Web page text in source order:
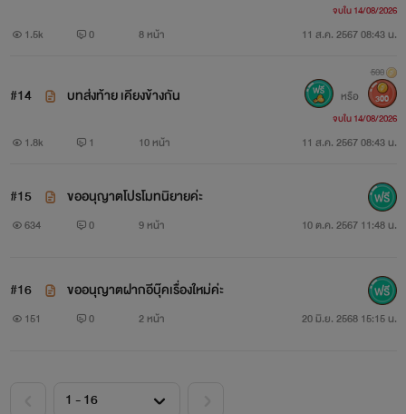
1.5k 0 8 หน้า 11 ส.ค. 2567 08:43 น.
จบใน 14/08/2026
#14 บทส่งท้าย เคียงข้างกัน
1.8k 1 10 หน้า 11 ส.ค. 2567 08:43 น.
500
หรือ 300
จบใน 14/08/2026
#15 ขออนุญาตโปรโมทนิยายค่ะ
634 0 9 หน้า 10 ต.ค. 2567 11:48 น.
#16 ขออนุญาตฝากอีบุ๊คเรื่องใหม่ค่ะ
151 0 2 หน้า 20 มิ.ย. 2568 15:15 น.